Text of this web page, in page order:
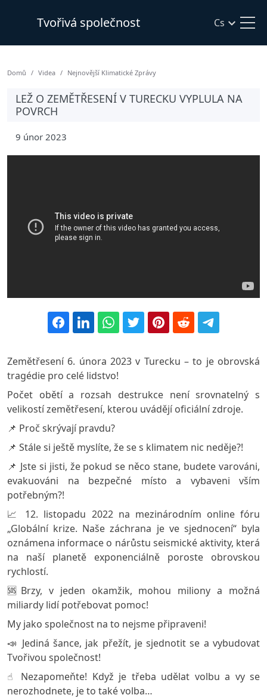
Tvořivá společnost Cs
Domů Videa Nejnovější Klimatické Zprávy
LEŽ O ZEMĚTŘESENÍ V TURECKU VYPLULA NA
POVRCH
9 únor 2023
Zemětřesení 6. února 2023 v Turecku – to je obrovská
tragédie pro celé lidstvo!
Počet obětí a rozsah destrukce není srovnatelný s
velikostí zemětřesení, kterou uvádějí oficiální zdroje.
📌 Proč skrývají pravdu?
📌 Stále si ještě myslíte, že se s klimatem nic neděje?!
📌 Jste si jisti, že pokud se něco stane, budete varováni,
evakuováni na bezpečné místo a vybaveni vším
potřebným?!
📈 12. listopadu 2022 na mezinárodním online fóru
„Globální krize. Naše záchrana je ve sjednocení“ byla
oznámena informace o nárůstu seismické aktivity, která
na naší planetě exponenciálně poroste obrovskou
rychlostí.
🆘Brzy, v jeden okamžik, mohou miliony a možná
miliardy lidí potřebovat pomoc!
My jako společnost na to nejsme připraveni!
📣 Jediná šance, jak přežít, je sjednotit se a vybudovat
Tvořivou společnost!
☝️ Nezapomeňte! Když je třeba udělat volbu a vy se
nerozhodnete, je to také volba…